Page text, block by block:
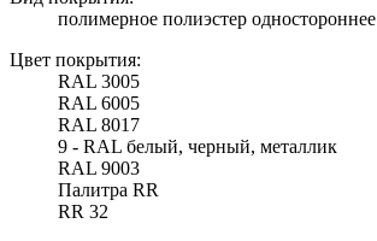
полимерное полиэстер одностороннее
Цвет покрытия:
RAL 3005
RAL 6005
RAL 8017
9 - RAL белый, черный, металлик
RAL 9003
Палитра RR
RR 32